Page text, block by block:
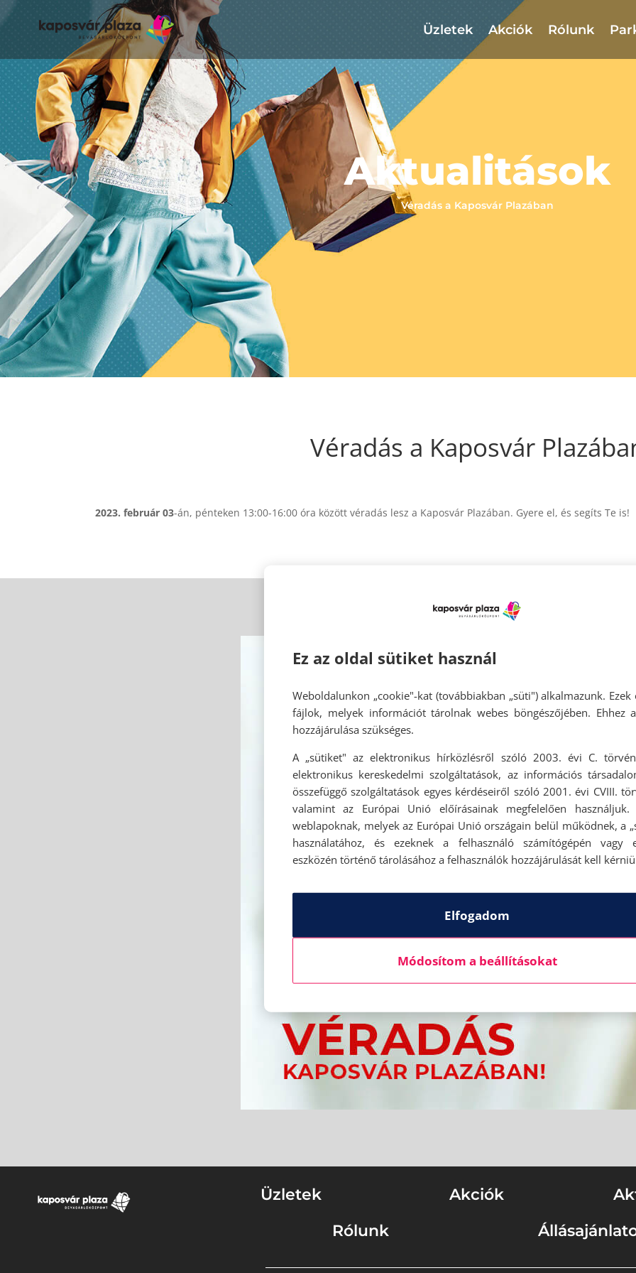
Üzletek Akciók Rólunk
Aktualitások
Véradás a Kaposvár Plazában
Véradás a Kaposvár
2023. február 03-án, pénteken 13:00-16:00 óra között véradás lesz a Kaposvár Plazában. Gyere el, és segíts Te is!
Üzletek Akciók
Rólunk
Ez az oldal sütiket használ
Weboldalunkon „cookie"-kat (továbbiakban „süti") alkalmazunk. Ezek
fájlok, melyek információt tárolnak webes böngészőjében. Ehhez
hozzájárulása szükséges.
A „sütiket" az elektronikus hírközlésről szóló 2003. évi C.
elektronikus kereskedelmi szolgáltatások, az információs
összefüggő szolgáltatások egyes kérdéseiről szóló 2001. évi CVIII.
valamint az Európai Unió előírásainak megfelelően használjuk.
weblapoknak, melyek az Európai Unió országain belül működnek, a
használatához, és ezeknek a felhasználó számítógépén vagy
eszközén történő tárolásához a felhasználók hozzájárulását kell
Elfogadom
Módosítom a beállításokat